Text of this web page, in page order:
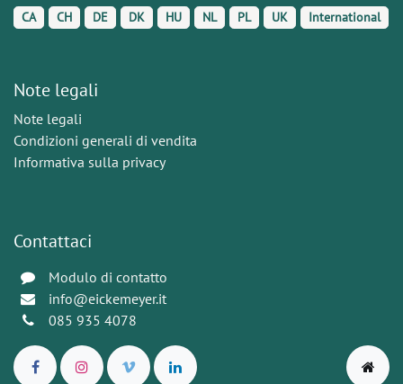
CA CH DE DK HU NL PL UK International
Note legali
Note legali
Condizioni generali di vendita
Informativa sulla privacy
Contattaci
Modulo di contatto
info@eickemeyer.it
085 935 4078